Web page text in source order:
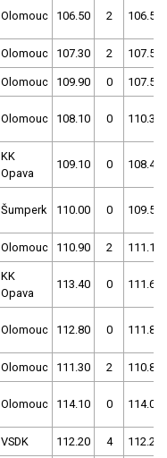
Olomouc 106.50 2 106.50
Olomouc 107.30 2 107.50
Olomouc 109.90 0 107.50
Olomouc 108.10 0 110.30
KK
Opava
109.10 0 108.40
Šumperk 110.00 0 109.50
Olomouc 110.90 2 111.10
KK
Opava
113.40 0 111.60
Olomouc 112.80 0 111.80
Olomouc 111.30 2 110.80
Olomouc 114.10 0 114.00
VSDK 112.20 4 112.20